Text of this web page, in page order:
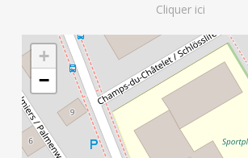
Cliquer ici
+
−